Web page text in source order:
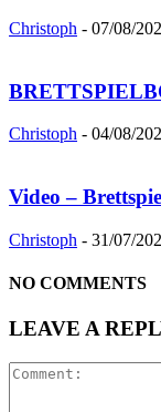
Christoph - 07/08/
Christoph - 04/08/
Video –
Christoph - 31/07/
NO COMMENTS
LEAVE A